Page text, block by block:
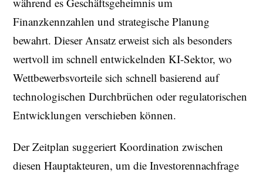
Finanzkennzahlen und strategische Planung
bewahrt. Dieser Ansatz erweist sich als besonders
wertvoll im schnell entwickelnden KI-Sektor, wo
Wettbewerbsvorteile sich schnell basierend auf
technologischen Durchbrüchen oder regulatorischen
Entwicklungen verschieben können.
Der Zeitplan suggeriert Koordination zwischen
diesen Hauptakteuren, um die Investorennachfrage